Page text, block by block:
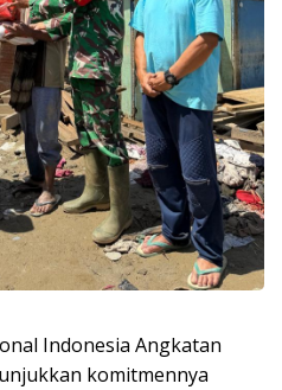
Indonesia Angkatan
komitmennya